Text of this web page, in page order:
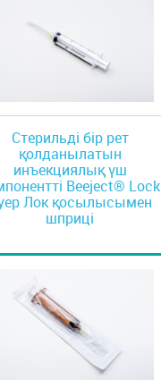
Стерильді бір рет
қолданылатын
инъекциялық үш
Beeject® Lock
Лок қосылысымен
шприці